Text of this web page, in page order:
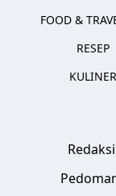
FOOD &
RESEP
KULINER
Redaksi